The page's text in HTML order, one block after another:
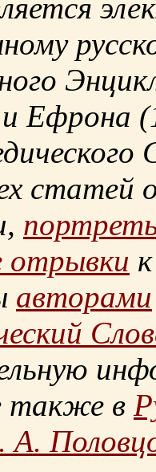
и Ефрона
статей
отрывки
авторами
также в
А.